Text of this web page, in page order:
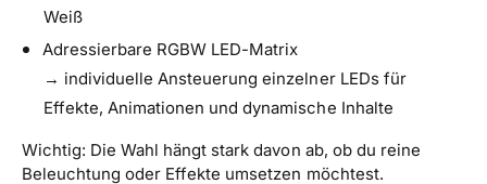
Weiß
Adressierbare RGBW LED-Matrix
→ individuelle Ansteuerung einzelner LEDs für
Effekte, Animationen und dynamische Inhalte
Wichtig: Die Wahl hängt stark davon ab, ob du reine
Beleuchtung oder Effekte umsetzen möchtest.